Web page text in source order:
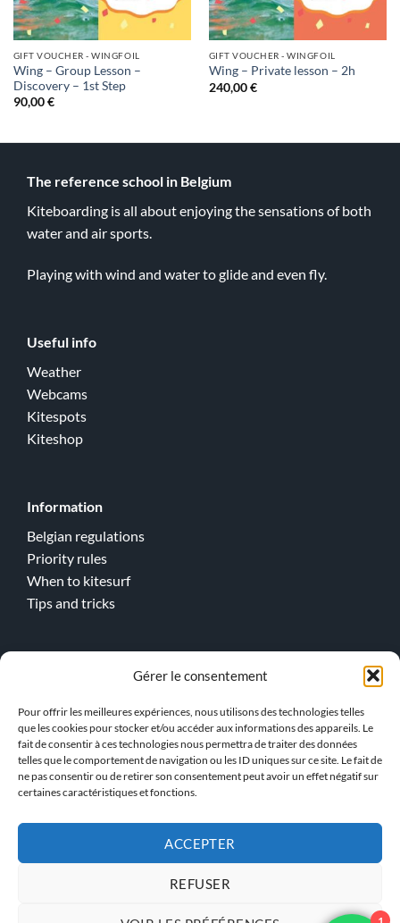
Gérer le consentement
Pour offrir les meilleures expériences, nous utilisons des technologies telles
que les cookies pour stocker et/ou accéder aux informations des appareils. Le
fait de consentir à ces technologies nous permettra de traiter des données
telles que le comportement de navigation ou les ID uniques sur ce site. Le fait de
ne pas consentir ou de retirer son consentement peut avoir un effet négatif sur
certaines caractéristiques et fonctions.
ACCEPTER
REFUSER
GIFT VOUCHER - WINGFOIL
Wing – Group Lesson –
Discovery – 1st Step
90,00€
GIFT VOUCHER - WINGFOIL
Wing – Private lesson – 2h
240,00€
The reference school in Belgium
Kiteboarding is all about enjoying the sensations of both
water and air sports.
Playing with wind and water to glide and even fly.
Useful info
Weather
Webcams
Kitespots
Kiteshop
Information
Belgian regulations
Priority rules
When to kitesurf
Tips and tricks
Wingfoil
> Our team !
PRIVACY POLICY
1